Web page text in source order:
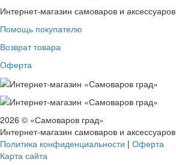
Интернет-магазин самоваров и аксессуаров
Помощь покупателю
Возврат товара
Оферта
2026 © «Самоваров град»
Интернет-магазин самоваров и аксессуаров
Политика конфиденциальности | Оферта
Карта сайта